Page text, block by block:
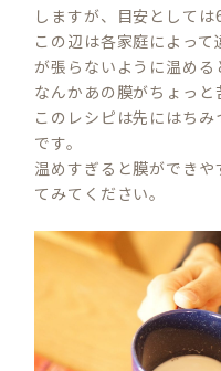
しますが、目安として
この辺は各家庭によっ
が張らないように温める
なんかあの膜がちょっと
このレシピは先にはち
です。
温めすぎると膜ができ
てみてください。